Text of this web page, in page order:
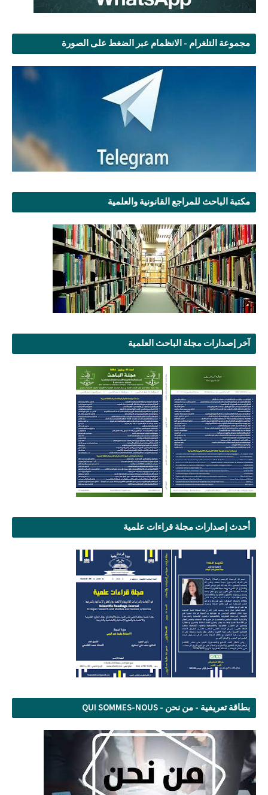
مجموعة التلغرام - الانظمام عبر الضغط على الصورة
مكتبة الباحث للمراجع القانونية والعلمية
آخر إصدارات مجلة الباحث العلمية
أحدث إصدارات مجلة قراءات علمية
بطاقة تعريفية - من نحن - QUI SOMMES-NOUS